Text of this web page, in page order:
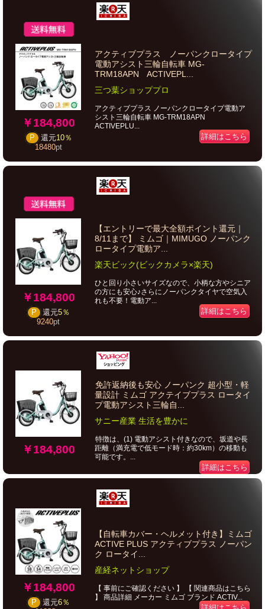
￥184,800
P 還元10％
18480pt
アクティブプラス ノーパンクロータイプ
電動アシスト三輪自転車 MG-
TRM18APN ACTIVEPL...
三つ葉ショッププロ
アクティブプラス ノーパンクロータイプ電動ア
シスト三輪自転車 MG-TRM18APN
ACTIVEPLU...
詳細はこちら
￥184,800
P 還元5％
9240pt
【エントリーで最大全額ポイント還元｜
8/11まで】 ミムゴ｜MIMUGO ノーパンク
ロータイプ電動ア...
楽天ビック(ビックカメラ×楽天)
ひと回り小さいサイズなので、小柄な方やシニア
の方にも安心♪さらにノーパンクタイヤで空気入
れも不要！電動ア...
詳細はこちら
￥184,800
免許返納後も安心 ノーパンク 超小型・軽
量設計 ミムゴ アクテイブプラス ロータイ
プ電動アシスト三輪自...
サニー産業 生活を豊かに
特徴は、(1) 電動アシスト付きなので、坂道や長
距離（満充電で低モード時：約30km）の移動も
可能です。...
詳細はこちら
￥184,800
P 還元6％
【自転車カバー・ヘルメット付き】ミムゴ
ACTIVE PLUS アクティブプラス ノーパン
ク ロータイ...
産経ネットショップ
【 事前にご確認ください 】 【 関連商品はこちら
】 商品詳細 メーカー ミムゴ ブランド ACTIV...